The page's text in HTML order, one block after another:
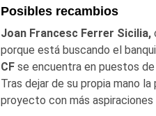
Posibles recambios
Joan Francesc Ferrer Sicilia,
porque está buscando el
CFse encuentra en puestos de
Tras dejar de su propia mano
proyecto con más aspiraciones